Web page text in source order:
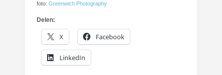
foto:Greenwich Photography
Delen:
X Facebook
LinkedIn